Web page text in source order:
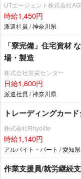
UTエージェント株式会社
時給1,450円
派遣社員 / 神奈川県
「寮完備」住宅資材
場・製造
株式会社京栄センター
日給1,600円
派遣社員 / 神奈川県
トレーディングカー
株式会社Rhyolite
時給1,140円
アルバイト・パート / 愛知県
作業支援員/就労継続